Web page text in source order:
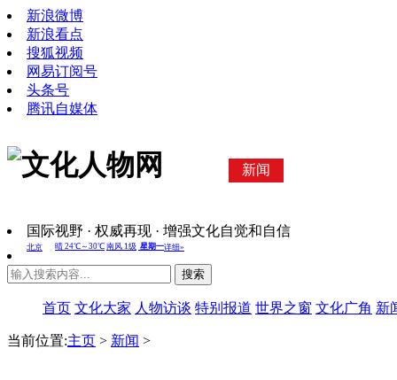
新浪微博
新浪看点
搜狐视频
网易订阅号
头条号
腾讯自媒体
新闻
国际视野 · 权威再现 · 增强文化自觉和自信
搜索
首页 文化大家 人物访谈 特别报道 世界之窗 文化广角 新
当前位置:主页 > 新闻 >